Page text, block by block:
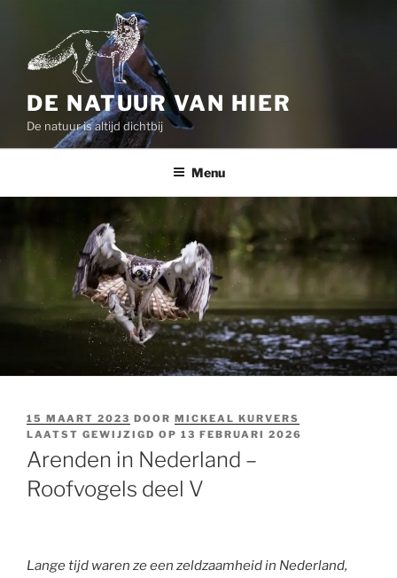
inhoud
DE NATUUR VAN HIER
De natuur is altijd dichtbij
Menu
GEPLAATST
OP
15 MAART 2023 DOOR MICKEAL KURVERS
LAATST GEWIJZIGD OP 13 FEBRUARI 2026
Arenden in Nederland –
Roofvogels deel V
Lange tijd waren ze een zeldzaamheid in Nederland,